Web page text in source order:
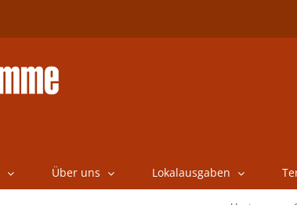
Über uns Lokalausgaben